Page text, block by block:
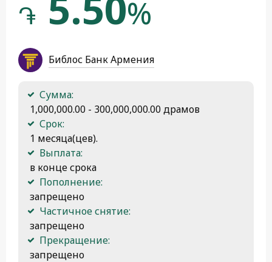
֏ %
Библос Банк Армения
Сумма:
1,000,000.00 - 300,000,000.00 драмов
Срок:
1 месяца(цев).
Выплата:
в конце срока
Пополнение:
запрещено
Частичное снятие:
запрещено
Прекращение:
запрещено